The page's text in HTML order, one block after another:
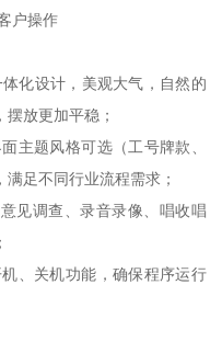
户操作
化设计，美观大气，自然的
放更加平稳；
主题风格可选（工号牌款、
足不同行业流程需求；
见调查、录音录像、唱收唱
、关机功能，确保程序运行